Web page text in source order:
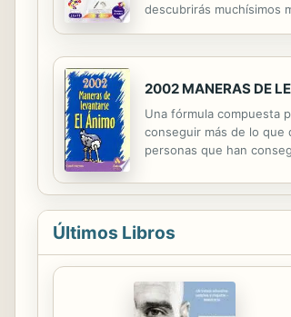
descubrirás muchísimos
2002 MANERAS DE
Una fórmula compuesta
conseguir más de lo que
personas que han
Últimos Libros